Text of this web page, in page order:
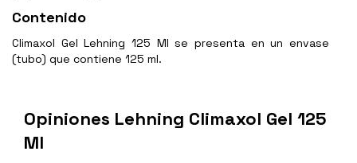
Contenido
Climaxol Gel Lehning 125 Ml se presenta en un envase
(tubo) que contiene 125 ml.
Opiniones Lehning Climaxol Gel 125
Ml